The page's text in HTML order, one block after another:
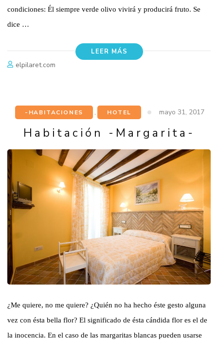
condiciones: Él siempre verde olivo vivirá y producirá fruto. Se
dice …
LEER MÁS
elpilaret.com
-HABITACIONES , HOTEL mayo 31, 2017
Habitación -Margarita-
¿Me quiere, no me quiere? ¿Quién no ha hecho éste gesto alguna
vez con ésta bella flor? El significado de ésta cándida flor es el de
la inocencia. En el caso de las margaritas blancas pueden usarse